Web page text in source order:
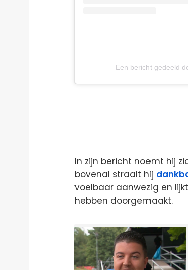
Een bericht gedeeld
In zijn bericht noemt hij
bovenal straalt hij
voelbaar aanwezig en
hebben doorgemaakt.